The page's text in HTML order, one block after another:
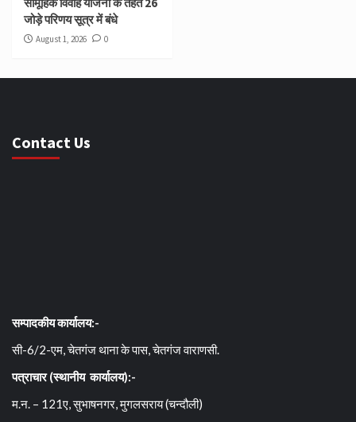
जोड़े परिणय सूत्र में बंधे
August 1, 2026 0
Contact Us
सम्पादकीय कार्यालय:-
सी-6/2-एम, चेतगंज थाना के पास, चेतगंज वाराणसी.
पत्राचार (स्थानीय कार्यालय):-
म.न. – 121ए, सुभाषनगर, मुगलसराय (चन्दौली)